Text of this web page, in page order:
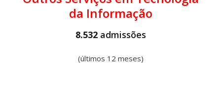
da Informação
8.532 admissões
(últimos 12 meses)